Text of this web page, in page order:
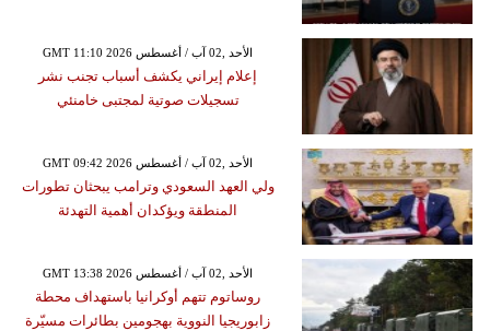
GMT 11:10 2026 الأحد ,02 آب / أغسطس
إعلام إيراني يكشف أسباب تجنب نشر
تسجيلات صوتية لمجتبى خامنئي
GMT 09:42 2026 الأحد ,02 آب / أغسطس
ولي العهد السعودي وترامب يبحثان تطورات
المنطقة ويؤكدان أهمية التهدئة
GMT 13:38 2026 الأحد ,02 آب / أغسطس
روساتوم تتهم أوكرانيا باستهداف محطة
زابوريجيا النووية بهجومين بطائرات مسيّرة